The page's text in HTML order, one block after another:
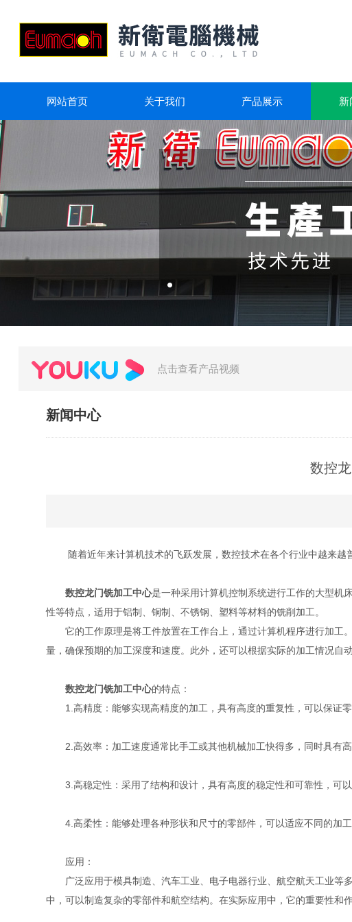
网站首页 关于我们 产品展示 新
点击查看产品视频
新闻中心
数控
随着近年来计算机技术的飞跃发展，数控技术在各个行业中越来越
数控龙门铣加工中心是一种采用计算机控制系统进行工作的大型机
性等特点，适用于铝制、铜制、不锈钢、塑料等材料的铣削加工。
它的工作原理是将工件放置在工作台上，通过计算机程序进行加工
量，确保预期的加工深度和速度。此外，还可以根据实际的加工情况自
数控龙门铣加工中心的特点：
1.高精度：能够实现高精度的加工，具有高度的重复性，可以保证零
2.高效率：加工速度通常比手工或其他机械加工快得多，同时具有高
3.高稳定性：采用了结构和设计，具有高度的稳定性和可靠性，可以
4.高柔性：能够处理各种形状和尺寸的零部件，可以适应不同的加工
应用：
广泛应用于模具制造、汽车工业、电子电器行业、航空航天工业等
中，可以制造复杂的零部件和航空结构。在实际应用中，它的重要性和作